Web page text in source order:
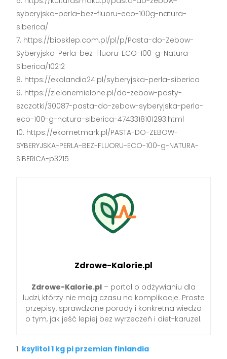
syberyjska-perla-bez-fluoru-eco-100g-natura-
siberica/
https://biosklep.com.pl/pl/p/Pasta-do-Zebow-
Syberyjska-Perla-bez-Fluoru-ECO-100-g-Natura-
Siberica/10212
https://ekolandia24.pl/syberyjska-perla-siberica
https://zielonemielone.pl/do-zebow-pasty-
szczotki/30087-pasta-do-zebow-syberyjska-perla-
eco-100-g-natura-siberica-4743318101293.html
https://ekometmark.pl/PASTA-DO-ZEBOW-
SYBERYJSKA-PERLA-BEZ-FLUORU-ECO-100-g-NATURA-
SIBERICA-p3215
Zdrowe-Kalorie.pl
Zdrowe-Kalorie.pl – portal o odżywianiu dla
ludzi, którzy nie mają czasu na komplikacje. Proste
przepisy, sprawdzone porady i konkretna wiedza
o tym, jak jeść lepiej bez wyrzeczeń i diet-karuzel.
ksylitol 1 kg pi przemian finlandia